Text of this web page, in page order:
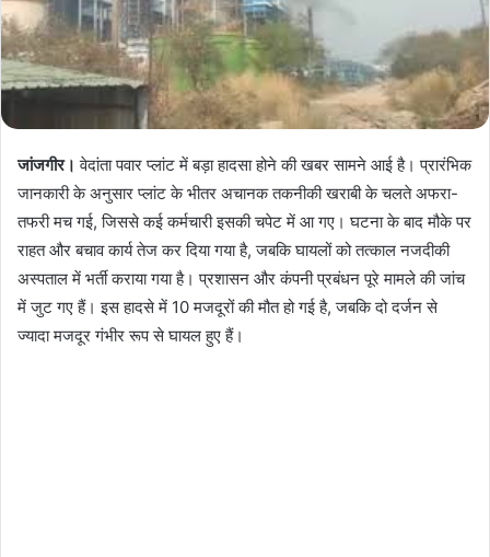
जांजगीर। वेदांता पवार प्लांट में बड़ा हादसा होने की खबर सामने आई है। प्रारंभिक
जानकारी के अनुसार प्लांट के भीतर अचानक तकनीकी खराबी के चलते अफरा-
तफरी मच गई, जिससे कई कर्मचारी इसकी चपेट में आ गए। घटना के बाद मौके पर
राहत और बचाव कार्य तेज कर दिया गया है, जबकि घायलों को तत्काल नजदीकी
अस्पताल में भर्ती कराया गया है। प्रशासन और कंपनी प्रबंधन पूरे मामले की जांच
में जुट गए हैं। इस हादसे में 10 मजदूरों की मौत हो गई है, जबकि दो दर्जन से
ज्यादा मजदूर गंभीर रूप से घायल हुए हैं।